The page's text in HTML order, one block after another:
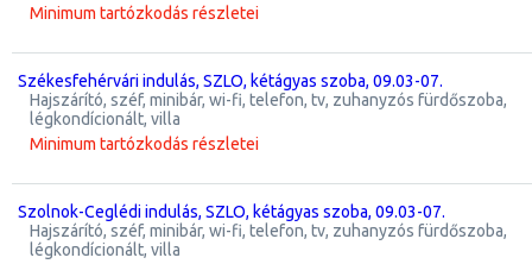
Minimum tartózkodás részletei
Székesfehérvári indulás, SZLO, kétágyas szoba, 09.03-07.
hajszárító, széf, minibár, wi-fi, telefon, tv, zuhanyzós fürdőszoba,
légkondícionált, villa
Minimum tartózkodás részletei
Szolnok-Ceglédi indulás, SZLO, kétágyas szoba, 09.03-07.
hajszárító, széf, minibár, wi-fi, telefon, tv, zuhanyzós fürdőszoba,
légkondícionált, villa